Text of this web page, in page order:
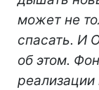
может не
спасать. И
об этом.